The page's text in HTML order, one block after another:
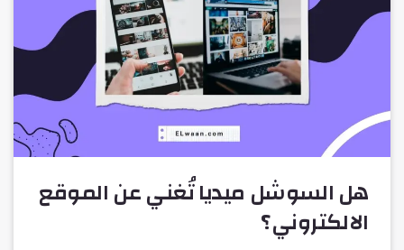
هل السوشل ميديا تُغني عن الموقع
الالكتروني؟